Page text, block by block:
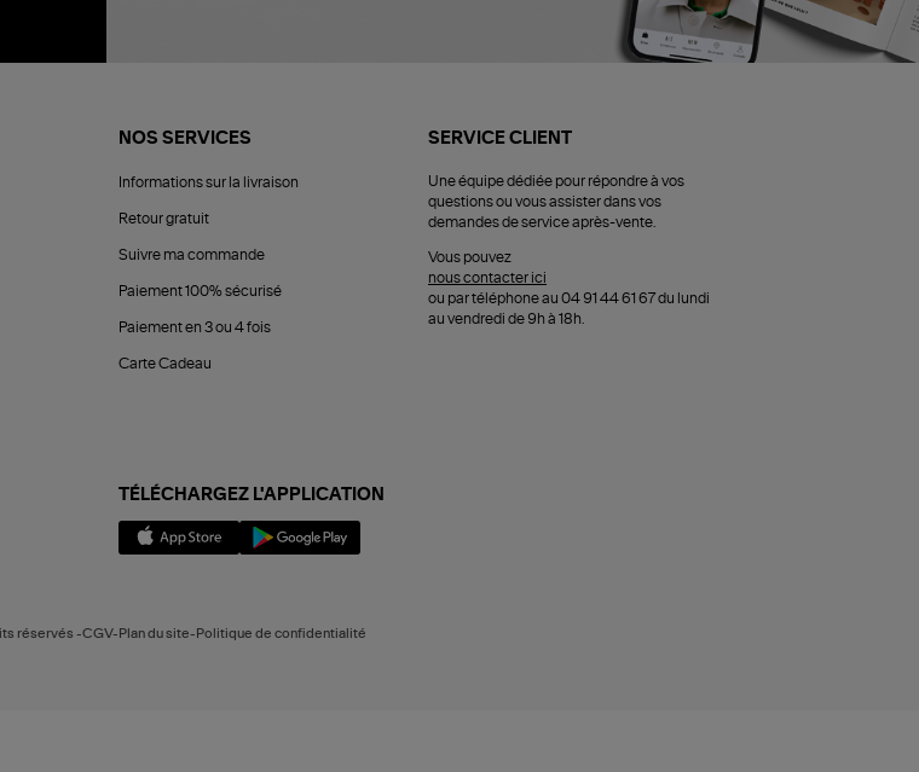
NOS SERVICES
Informations sur la livraison
Retour gratuit
Suivre ma commande
Paiement 100% sécurisé
Paiement en 3 ou 4 fois
Carte Cadeau
SERVICE CLIENT
Une équipe dédiée pour répondre à vos
questions ou vous assister dans vos
demandes de service après-vente.
Vous pouvez
nous contacter ici
ou par téléphone au 04 91 44 61 67 du lundi
au vendredi de 9h à 18h.
TÉLÉCHARGEZ L'APPLICATION
réservés -CGV-Plan du site-Politique de confidentialité